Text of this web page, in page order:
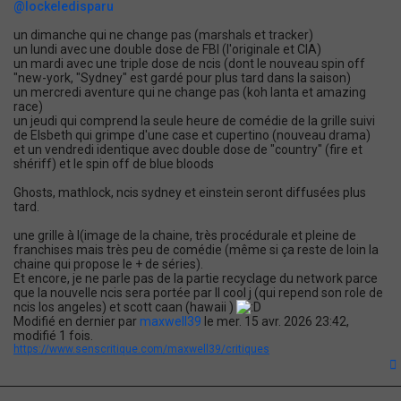
c
e
r
m
a
x
w
e
l
3
@lockeledisparu
un dimanche qui ne change pas (marshals et tracker)
un lundi avec une double dose de FBI (l'originale et CIA)
un mardi avec une triple dose de ncis (dont le nouveau spin off
"new-york, "Sydney" est gardé pour plus tard dans la saison)
un mercredi aventure qui ne change pas (koh lanta et amazing
race)
un jeudi qui comprend la seule heure de comédie de la grille suivi
de Elsbeth qui grimpe d'une case et cupertino (nouveau drama)
et un vendredi identique avec double dose de "country" (fire et
shériff) et le spin off de blue bloods
Ghosts, mathlock, ncis sydney et einstein seront diffusées plus
tard.
une grille à l(image de la chaine, très procédurale et pleine de
franchises mais très peu de comédie (même si ça reste de loin la
chaine qui propose le + de séries).
Et encore, je ne parle pas de la partie recyclage du network parce
que la nouvelle ncis sera portée par ll cool j (qui repend son role de
ncis los angeles) et scott caan (hawaii )
Modifié en dernier par maxwell39 le mer. 15 avr. 2026 23:42,
modifié 1 fois.
https://www.senscritique.com/maxwell39/critiques